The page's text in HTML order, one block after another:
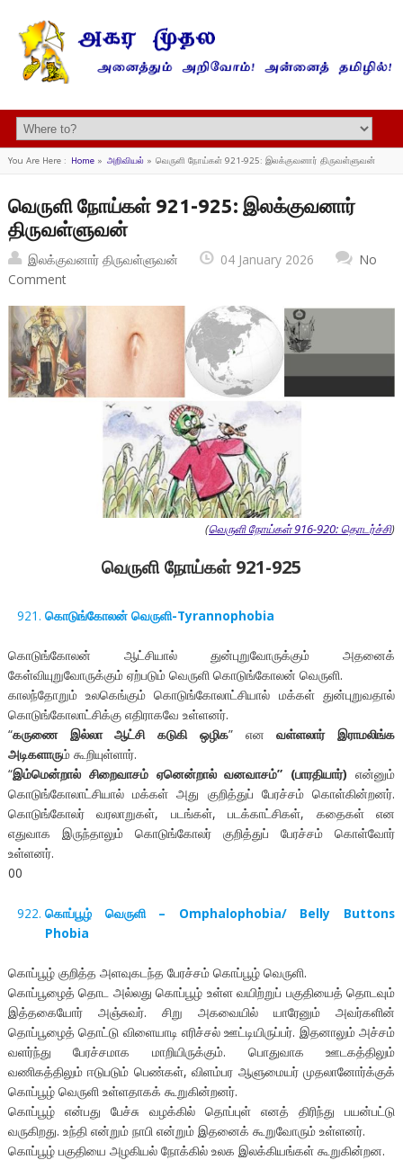
You Are Here : Home» அறிவியல்» வெருளி நோய்கள் 921-925: இலக்குவனார் திருவள்ளுவன்
வெருளி நோய்கள் 921-925: இலக்குவனார்
திருவள்ளுவன்
இலக்குவனார் திருவள்ளுவன் 04 January 2026
No
Comment
(வெருளி நோய்கள் 916-920: தொடர்ச்சி)
வெருளி நோய்கள் 921-925
கொடுங்கோலன் வெருளி-Tyrannophobia
கொடுங்கோலன் ஆட்சியால் துன்புறுவோருக்கும் அதனைக்
கேள்வியுறுவோருக்கும் ஏற்படும் வெருளி காெடுங்கோலன் வெருளி.
காலந்தோறும் உலகெங்கும் கொடுங்கோலாட்சியால் மக்கள் துன்புறுவதால்
கொடுங்கோலாட்சிக்கு எதிராகவே உள்ளனர்.
“கருணை இல்லா ஆட்சி கடுகி ஒழிக” எனவள்ளலார் இராமலிங்க
அடிகளாரும் கூறியுள்ளார்.
“இம்மென்றால் சிறைவாசம் ஏனென்றால் வனவாசம்” (பாரதியார்)என்னும்
கொடுங்கோலாட்சியால் மக்கள் அது குறித்துப் பேரச்சம் கொள்கின்றனர்.
கொடுங்கோலர் வரலாறுகள், படங்கள், படக்காட்சிகள், கதைகள் என
எதுவாக இருந்தாலும் கொடுங்கோலர் குறித்துப் பேரச்சம் கொள்வோர்
உள்ளனர்.
00
கொப்பூழ் வெருளி – Omphalophobia/ Belly Buttons
Phobia
கொப்பூழ் குறித்த அளவுகடந்த பேரச்சம் கொப்பூழ் வெருளி.
கொப்பூழைத் தொட அல்லது கொப்பூழ் உள்ள வயிற்றுப் பகுதியைத் தொடவும்
இத்தகையோர் அஞ்சுவர். சிறு அகவையில் யாரேனும் அவர்களின்
தொப்பூழைத் தொட்டு விளையாடி எரிச்சல் ஊட்டியிருப்பர். இதனாலும் அச்சம்
வளர்ந்து பேரச்சமாக மாறியிருக்கும். பொதுவாக ஊடகத்திலும்
வணிகத்திலும் ஈடுபடும் பெண்கள், விளம்பர ஆளுமையர் முதலானோர்க்குக்
கொப்பூழ் வெருளி உள்ளதாகக் கூறுகின்றனர்.
கொப்பூழ் என்பது பேச்சு வழக்கில் தொப்புள் எனத் திரிந்து பயன்பட்டு
வருகிறது. உந்தி என்றும் நாபி என்றும் இதனைக் கூறுவோரும் உள்ளனர்.
கொப்பூழ் பகுதியை அழகியல் நோக்கில் உலக இலக்கியங்கள் கூறுகின்றன.